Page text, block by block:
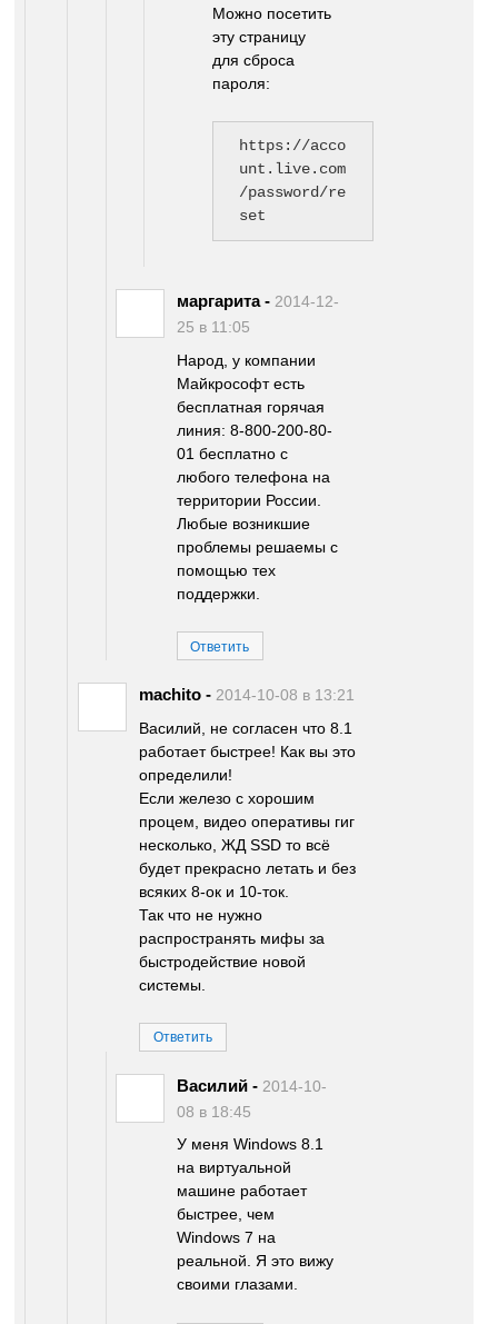
Можно посетить
эту страницу
для сброса
пароля:
https://acco
unt.live.com
/password/re
set
маргарита - 2014-12-
25 в 11:05
Народ, у компании
Майкрософт есть
бесплатная горячая
линия: 8-800-200-80-
01 бесплатно с
любого телефона на
территории России.
Любые возникшие
проблемы решаемы с
помощью тех
поддержки.
Ответить
machito - 2014-10-08 в 13:21
Василий, не согласен что 8.1
работает быстрее! Как вы это
определили!
Если железо с хорошим
процем, видео оперативы гиг
несколько, ЖД SSD то всё
будет прекрасно летать и без
всяких 8-ок и 10-ток.
Так что не нужно
распространять мифы за
быстродействие новой
системы.
Ответить
Василий - 2014-10-
08 в 18:45
У меня Windows 8.1
на виртуальной
машине работает
быстрее, чем
Windows 7 на
реальной. Я это вижу
своими глазами.